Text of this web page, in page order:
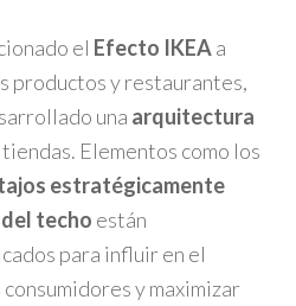
el Efecto IKEAa
productos y restaurantes,
una arquitectura
tiendas. Elementos como los
estratégicamente
techo están
para influir en el
y maximizar